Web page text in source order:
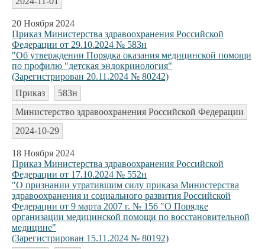
20 Ноября 2024
Приказ Министерства здравоохранения Российской
Федерации от 29.10.2024 № 583н
"Об утверждении Порядка оказания медицинской помощи
по профилю "детская эндокринология"
(Зарегистрирован 20.11.2024 № 80242)
Приказ
583н
Министерство здравоохранения Российской Федерации
2024-10-29
18 Ноября 2024
Приказ Министерства здравоохранения Российской
Федерации от 17.10.2024 № 552н
"О признании утратившим силу приказа Министерства
здравоохранения и социального развития Российской
Федерации от 9 марта 2007 г. № 156 "О Порядке
организации медицинской помощи по восстановительной
медицине"
(Зарегистрирован 15.11.2024 № 80192)